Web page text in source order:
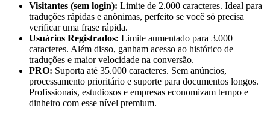
Visitantes (sem login): Limite de 2.000 caracteres. Ideal para
traduções rápidas e anônimas, perfeito se você só precisa
verificar uma frase rápida.
Usuários Registrados: Limite aumentado para 3.000
caracteres. Além disso, ganham acesso ao histórico de
traduções e maior velocidade na conversão.
PRO: Suporta até 35.000 caracteres. Sem anúncios,
processamento prioritário e suporte para documentos longos.
Profissionais, estudiosos e empresas economizam tempo e
dinheiro com esse nível premium.